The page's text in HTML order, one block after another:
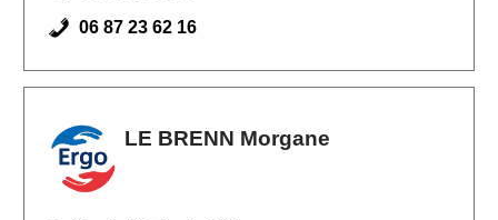
06 87 23 62 16
LE BRENN Morgane